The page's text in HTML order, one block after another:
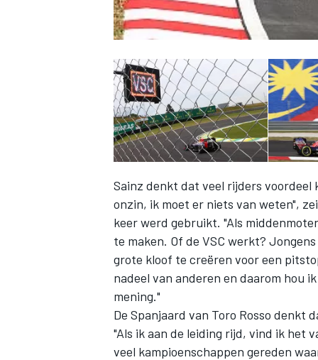
WEC DTM
Sainz denkt dat veel rijders voordeel
onzin, ik moet er niets van weten",
keer werd gebruikt. "Als
te maken. Of de VSC werkt?
grote kloof te creëren voor een
nadeel van anderen en daarom hou
mening."
De Spanjaard van Toro Rosso denkt
"Als ik aan de leiding rijd, vind ik het
veel kampioenschappen gereden